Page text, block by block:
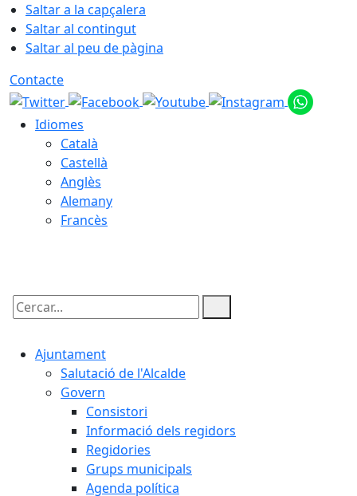
Saltar a la capçalera
Saltar al contingut
Saltar al peu de pàgina
Contacte
Idiomes
Català
Castellà
Anglès
Alemany
Francès
Cercar:
Ajuntament
Salutació de l'Alcalde
Govern
Consistori
Informació dels regidors
Regidories
Grups municipals
Agenda política